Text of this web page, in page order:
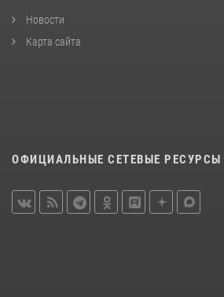
Новости
Карта сайта
ОФИЦИАЛЬНЫЕ СЕТЕВЫЕ РЕСУРСЫ